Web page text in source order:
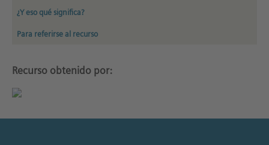
¿Y eso qué significa?
Para referirse al recurso
Recurso obtenido por: